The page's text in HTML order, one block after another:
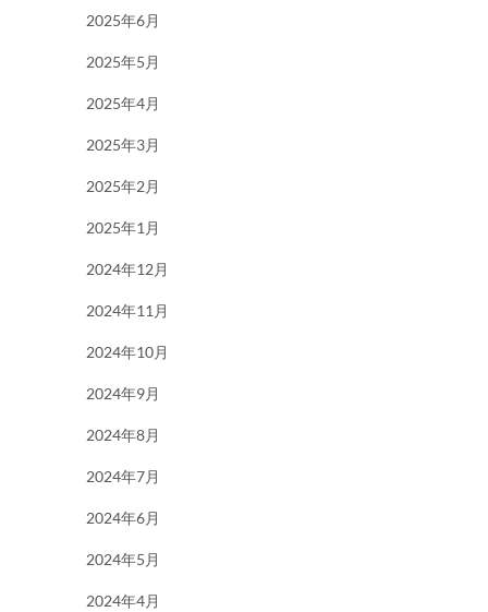
2025年6月
2025年5月
2025年4月
2025年3月
2025年2月
2025年1月
2024年12月
2024年11月
2024年10月
2024年9月
2024年8月
2024年7月
2024年6月
2024年5月
2024年4月